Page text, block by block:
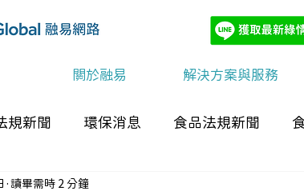
關於融易 解決方案與服務
規新聞 環保消息 食品法規新聞
讀畢需時 2 分鐘